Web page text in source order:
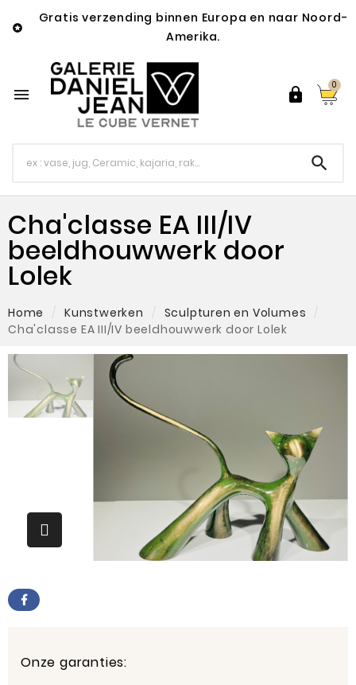

Gratis verzending binnen Europa en naar Noord-
Amerika.
 
0

Cha'classe EA III/IV
beeldhouwwerk door
Lolek
Home Kunstwerken
Sculpturen en Volumes
Cha'classe EA III/IV beeldhouwwerk door Lolek
Onze garanties: